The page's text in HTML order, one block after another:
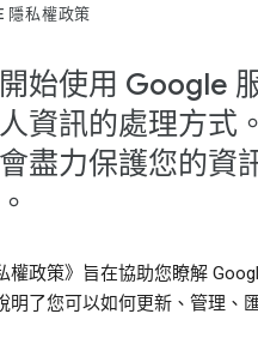
隱私權政策
始使用 Google
資訊的處理方式
盡力保護您的資
權政策》旨在協助您瞭解
明了您可以如何更新、管理、